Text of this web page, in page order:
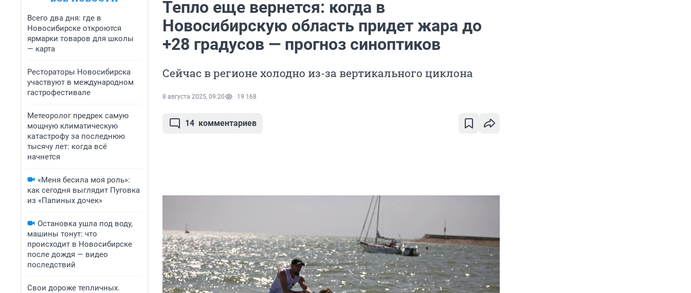
Всего два дня: где в
Новосибирске откроются
ярмарки товаров для школы
— карта
Рестораторы Новосибирска
участвуют в международном
гастрофестивале
Метеоролог предрек самую
мощную климатическую
катастрофу за последнюю
тысячу лет: когда всё
начнется
«Меня бесила моя роль»:
как сегодня выглядит Пуговка
из «Папиных дочек»
Остановка ушла под воду,
машины тонут: что
происходит в Новосибирске
после дождя — видео
последствий
Свои дороже тепличных.
Тепло еще вернется: когда в
Новосибирскую область придет жара до
+28 градусов — прогноз синоптиков
Сейчас в регионе холодно из-за вертикального циклона
8 августа 2025, 09:20 19 168
14 комментариев